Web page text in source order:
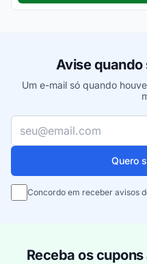
Avise
Um e-mail só quando
Seu e-mail
Quero
Concordo em receber avisos
Receba os